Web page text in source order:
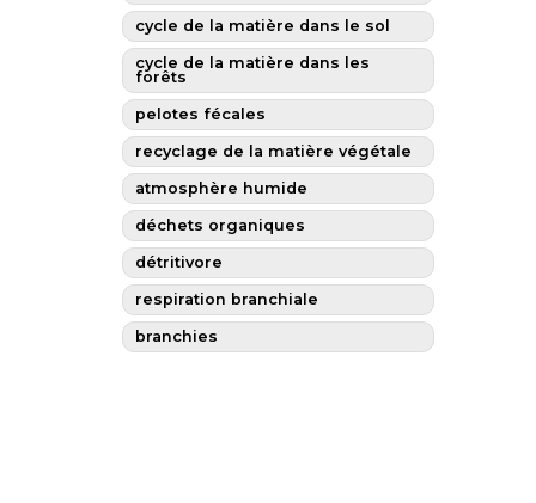
cycle de la matière dans le sol
cycle de la matière dans les
forêts
pelotes fécales
recyclage de la matière végétale
atmosphère humide
déchets organiques
détritivore
respiration branchiale
branchies